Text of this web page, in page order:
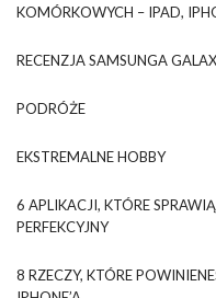
KOMÓRKOWYCH – IPAD,
RECENZJA SAMSUNGA
PODRÓŻE
EKSTREMALNE HOBBY
6 APLIKACJI, KTÓRE
PERFEKCYJNY
8 RZECZY, KTÓRE